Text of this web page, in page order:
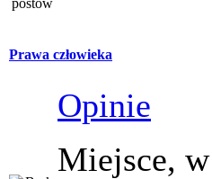
Prawa człowieka
Opinie
Miejsce,